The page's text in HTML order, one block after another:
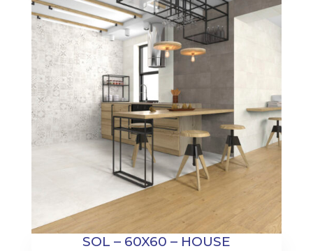
SOL – 60X60 – HOUSE